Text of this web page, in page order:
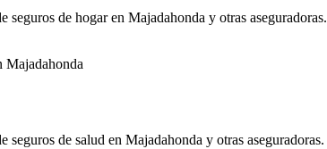
seguros de hogar en Majadahonda y otras aseguradoras.
seguros de salud en Majadahonda y otras aseguradoras.